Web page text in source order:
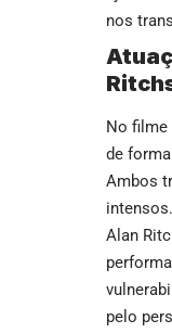
nos
No filme
de
Ambos
intensos.
Alan
pelo